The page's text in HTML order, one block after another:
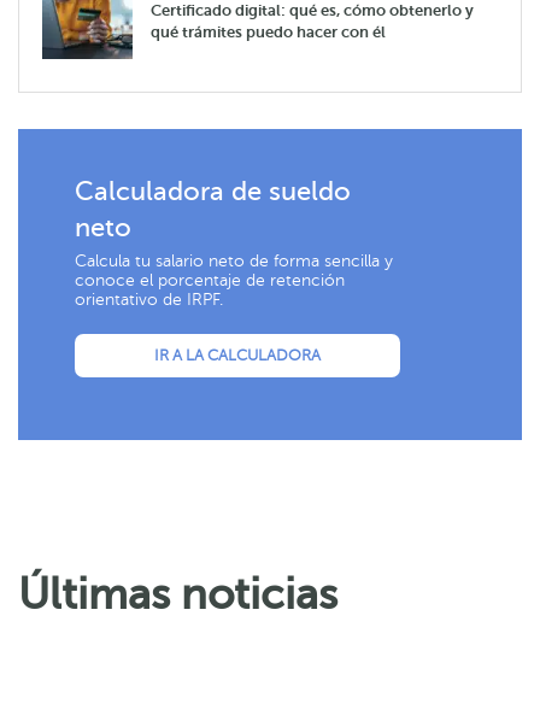
Certificado digital: qué es, cómo obtenerlo y
qué trámites puedo hacer con él
Calculadora de sueldo
neto
Calcula tu salario neto de forma sencilla y
conoce el porcentaje de retención
orientativo de IRPF.
IR A LA CALCULADORA
Últimas noticias